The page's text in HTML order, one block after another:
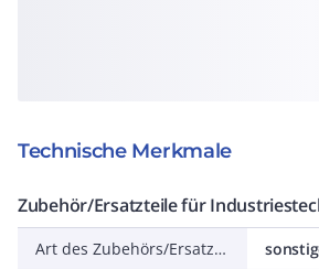
Technische Merkmale
Zubehör/Ersatzteile für
Art des Zubehörs/Ersatzteils